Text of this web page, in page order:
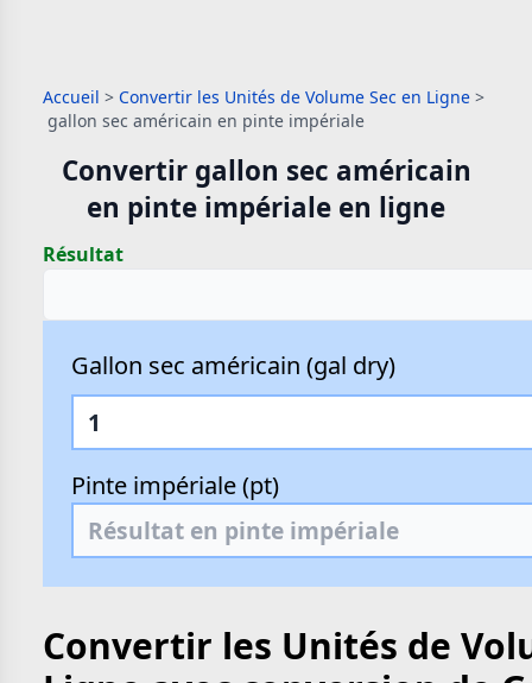
Accueil > Convertir les Unités de Volume Sec en Ligne >
gallon sec américain en pinte impériale
Convertir gallon sec américain
en pinte impériale en ligne
Résultat
Gallon sec américain (gal dry)
Pinte impériale (pt)
Convertir les Unités de